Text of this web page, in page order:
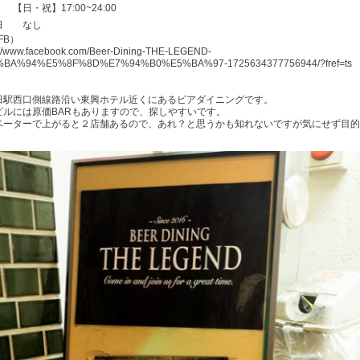
祝】17:00~24:00
なし
）
www.facebook.com/Beer-Dining-THE-LEGEND-
1725634377756944/?fref=ts
駅西口側線路沿い東興ホテル近くにあるビアダイニングです。
ルには原価BARもありますので、探しやすいです。
ーターで上がると２店舗あるので、あれ？と思うかも知れないですが気にせず目